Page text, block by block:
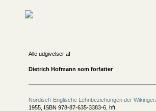
Alle udgivelser af
Dietrich Hofmann som forfatter
Nordisch-Englische Lehnbeziehungen der
1955, ISBN 978-87-635-3383-6, hft